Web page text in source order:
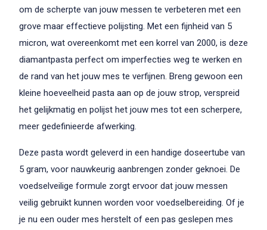
om de scherpte van jouw messen te verbeteren met een
grove maar effectieve polijsting. Met een fijnheid van 5
micron, wat overeenkomt met een korrel van 2000, is deze
diamantpasta perfect om imperfecties weg te werken en
de rand van het jouw mes te verfijnen. Breng gewoon een
kleine hoeveelheid pasta aan op de jouw strop, verspreid
het gelijkmatig en polijst het jouw mes tot een scherpere,
meer gedefinieerde afwerking.
Deze pasta wordt geleverd in een handige doseertube van
5 gram, voor nauwkeurig aanbrengen zonder geknoei. De
voedselveilige formule zorgt ervoor dat jouw messen
veilig gebruikt kunnen worden voor voedselbereiding. Of je
je nu een ouder mes herstelt of een pas geslepen mes